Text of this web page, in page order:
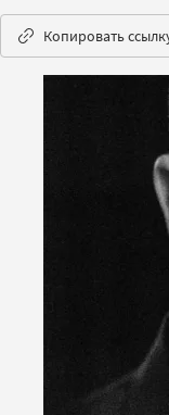
Копировать